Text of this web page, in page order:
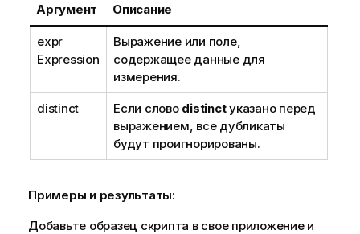
Аргумент Описание
expr
Expression
Выражение или поле,
содержащее данные для
измерения.
distinct Если слово distinctуказано перед
выражением, все дубликаты
будут проигнорированы.
Примеры и результаты:
Добавьте образец скрипта в свое приложение и